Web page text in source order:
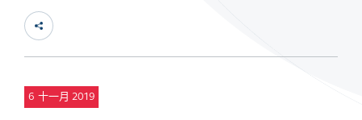
6 十一月 2019